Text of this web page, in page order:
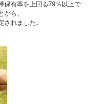
保有率を上回る79％以上で
ら、
れました。